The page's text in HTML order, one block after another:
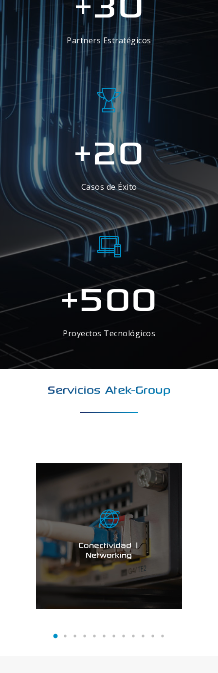
Partners Estratégicos
+20
Casos de Éxito
+500
Proyectos Tecnológicos
Servicios Atek-Group
Conectividad |
Networking
Conectividad |
Networking
VER MAS…